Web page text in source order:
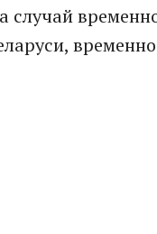
случай